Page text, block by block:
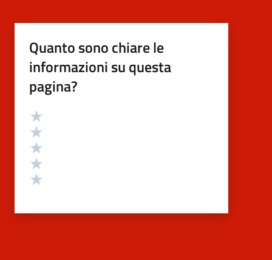
Quanto sono chiare le
informazioni su questa
pagina?
Valutazione